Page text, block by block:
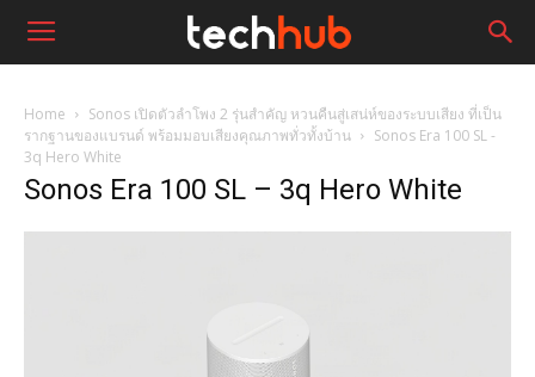
Home
Sonos เปิดตัวลำโพง 2 รุ่นสำคัญ หวนคืนสู่เสน่ห์ของระบบเสียง ที่เป็น
รากฐานของแบรนด์ พร้อมมอบเสียงคุณภาพทั่วทั้งบ้าน
Sonos Era 100 SL -
3q Hero White
Sonos Era 100 SL – 3q Hero White